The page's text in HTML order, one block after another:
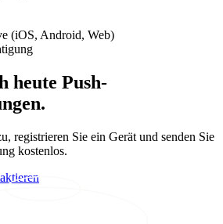
(iOS, Android, Web)
heute Push-
registrieren Sie ein Gerät und senden Sie
kostenlos.